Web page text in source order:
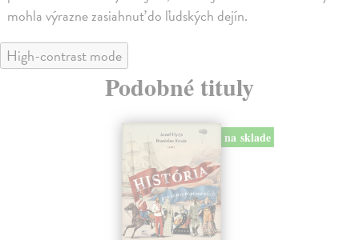
mohla výrazne zasiahnuť do ľudských dejín.
High-contrast mode
Podobné tituly
na sklade